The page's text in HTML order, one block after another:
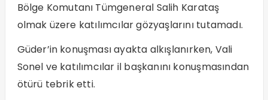
Bölge Komutanı Tümgeneral Salih Karataş
olmak üzere katılımcılar gözyaşlarını tutamadı.
Güder’in konuşması ayakta alkışlanırken, Vali
Sonel ve katılımcılar il başkanını konuşmasından
ötürü tebrik etti.